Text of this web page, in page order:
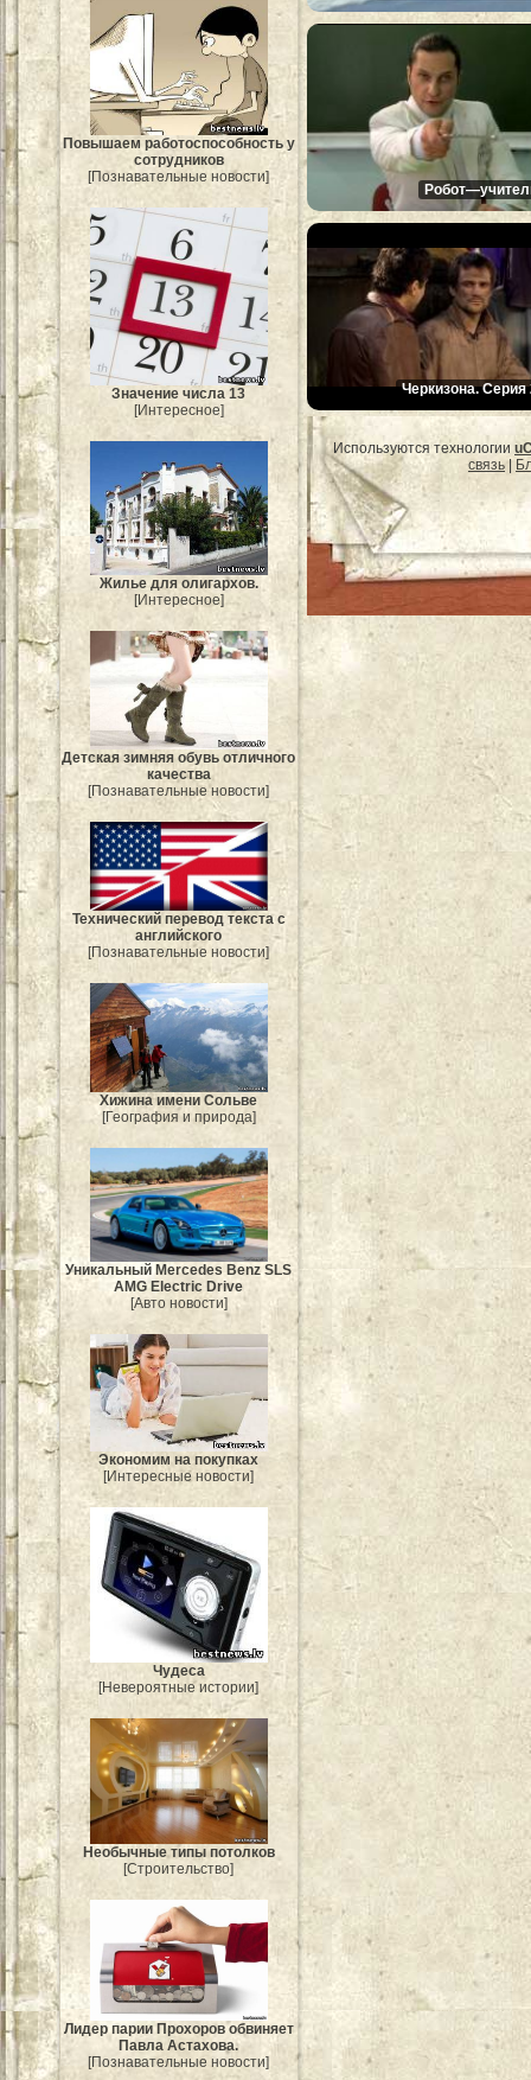
Повышаем работоспособность у
сотрудников
[Познавательные новости]
Значение числа 13
[Интересное]
Жилье для олигархов.
[Интересное]
Детская зимняя обувь отличного
качества
[Познавательные новости]
Технический перевод текста с
английского
[Познавательные новости]
Хижина имени Сольве
[География и природа]
Уникальный Mercedes Benz SLS
AMG Electric Drive
[Авто новости]
Экономим на покупках
[Интересные новости]
Чудеса
[Невероятные истории]
Необычные типы потолков
[Строительство]
Лидер парии Прохоров обвиняет
Павла Астахова.
[Познавательные новости]
Черкизона. Серия
Используются технологии
связь